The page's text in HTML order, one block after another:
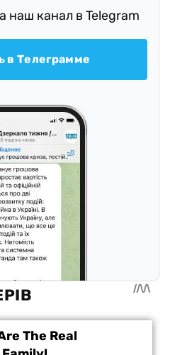
наш канал в Telegram
в Телеграмме